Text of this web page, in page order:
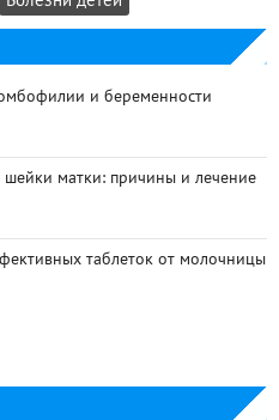
и беременности
шейки матки: причины и лечение
таблеток от молочницы